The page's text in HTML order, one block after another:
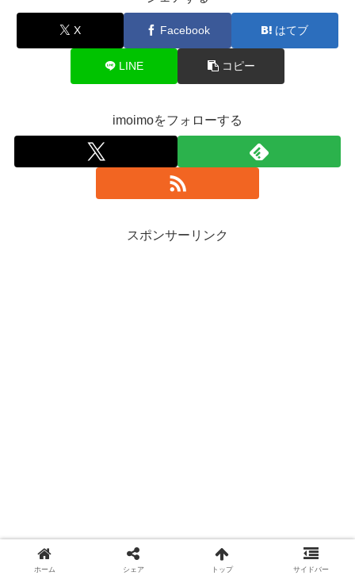
X Facebook はてブ
LINE コピー
imoimoをフォローする
スポンサーリンク
ホーム シェア トップ サイドバー